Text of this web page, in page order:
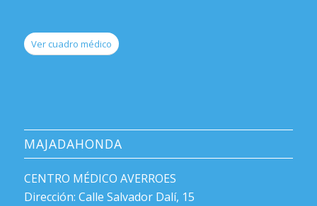
Ver cuadro médico
MAJADAHONDA
CENTRO MÉDICO AVERROES
Dirección: Calle Salvador Dalí, 15